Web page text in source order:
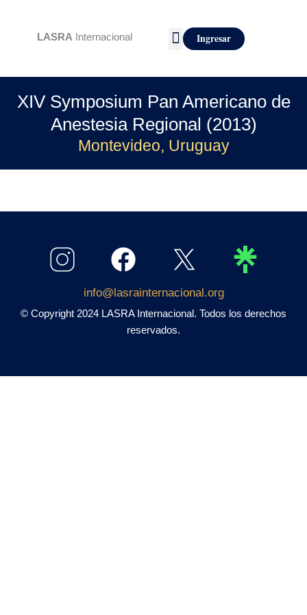
contenidoLASRA Internacional Ingresar
XIV Symposium Pan Americano de
Anestesia Regional (2013)
Montevideo, Uruguay
info@lasrainternacional.org
© Copyright 2024 LASRA Internacional. Todos los derechos
reservados.